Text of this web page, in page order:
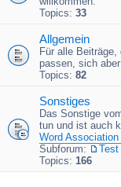
Topics: 33
Allgemein
Für alle
passen, sich
Topics: 82
Sonstiges
Das Sonstige
tun und ist auch
Word Association
Subforum:
Test
Topics: 166